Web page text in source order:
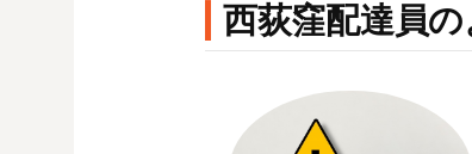
西荻窪配達員